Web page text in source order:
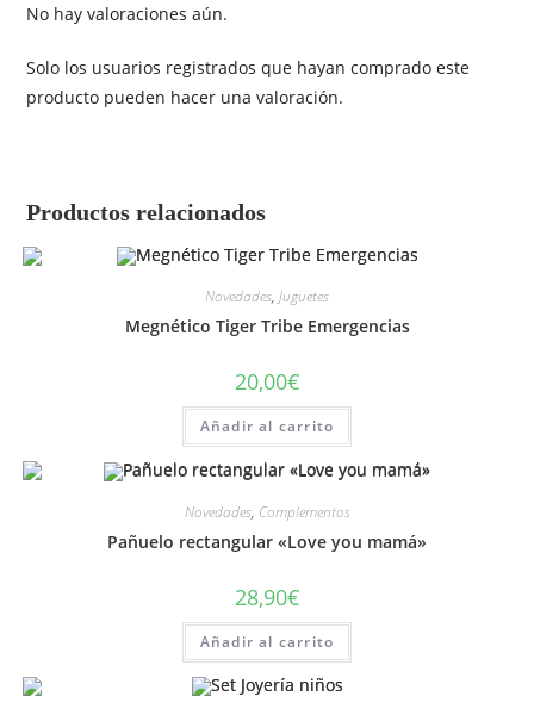
No hay valoraciones aún.
Solo los usuarios registrados que hayan comprado este
producto pueden hacer una valoración.
Productos relacionados
Novedades, Juguetes
Megnético Tiger Tribe Emergencias
20,00€
Añadir al carrito
Novedades, Complementos
Pañuelo rectangular «Love you mamá»
28,90€
Añadir al carrito